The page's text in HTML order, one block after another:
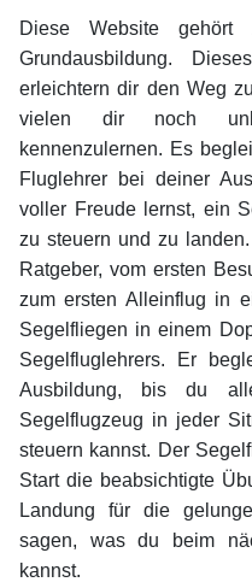
Diese Website
Grundausbildung.
erleichtern dir den Weg
vielen dir noch
kennenzulernen. Es
Fluglehrer bei deiner
voller Freude lernst, ein
zu steuern und zu
Ratgeber, vom ersten
zum ersten Alleinflug in
Segelfliegen in einem
Segelfluglehrers. Er
Ausbildung, bis du
Segelflugzeug in jeder
steuern kannst. Der
Start die beabsichtigte
Landung für die
sagen, was du beim
kannst.